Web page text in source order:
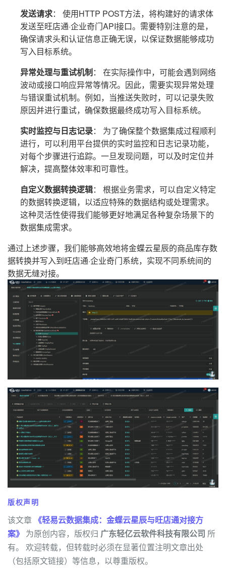
发送请求： 使用HTTP POST方法，将构建好的请求体
发送至旺店通·企业奇门API接口。需要特别注意的是，
确保请求头和认证信息正确无误，以保证数据能够成功
写入目标系统。
异常处理与重试机制： 在实际操作中，可能会遇到网络
波动或接口响应异常等情况。因此，需要实现异常处理
与错误重试机制。例如，当推送失败时，可以记录失败
原因并进行重试，确保数据最终成功写入目标系统。
实时监控与日志记录： 为了确保整个数据集成过程顺利
进行，可以利用平台提供的实时监控和日志记录功能，
对每个步骤进行追踪。一旦发现问题，可以及时定位并
解决，提高整体效率和可靠性。
自定义数据转换逻辑： 根据业务需求，可以自定义特定
的数据转换逻辑，以适应特殊的数据结构或处理需求。
这种灵活性使得我们能够更好地满足各种复杂场景下的
数据集成需求。
通过上述步骤，我们能够高效地将金蝶云星辰的商品库存数
据转换并写入到旺店通·企业奇门系统，实现不同系统间的
数据无缝对接。
版权声明
该文章 《轻易云数据集成：金蝶云星辰与旺店通对接方
案》 为原创内容，版权归 广东轻亿云软件科技有限公司 所
有。 欢迎转载，但转载时必须在显著位置注明文章出处
（包括原文链接）等信息，以尊重版权。